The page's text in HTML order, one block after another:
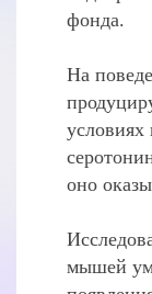
фонда.
На
условиях
оно
мышей